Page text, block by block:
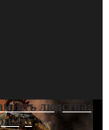
людства: